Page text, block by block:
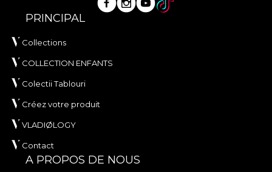
PRINCIPAL
Collections
COLLECTION ENFANTS
Colectii Tablouri
Créez votre produit
VLADIØLOGY
Contact
A PROPOS DE NOUS